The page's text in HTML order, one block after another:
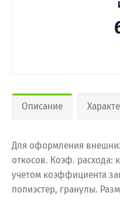
Описание
Для оформления
откосов. Коэф. расхода:
учетом коэффициента
полиэстер, гранулы.